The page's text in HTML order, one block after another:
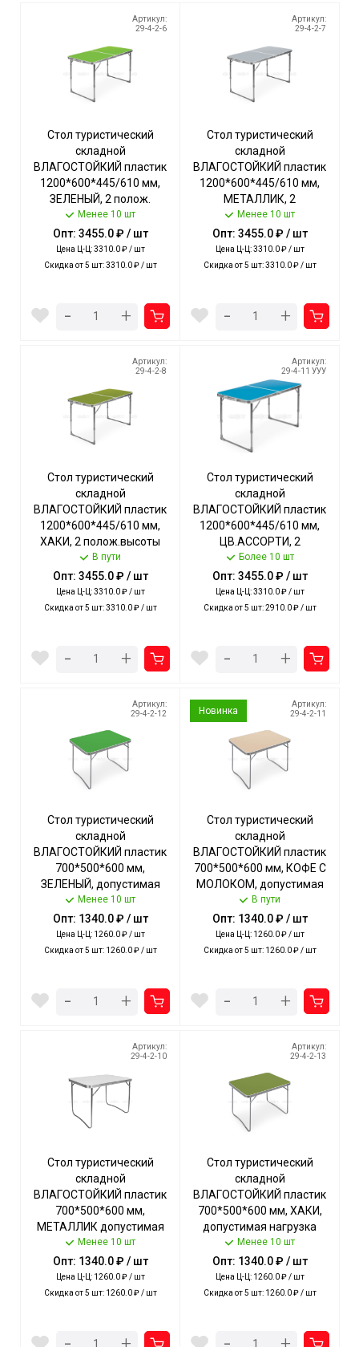
Артикул:
29-4-2-6
Стол туристический
складной
ВЛАГОСТОЙКИЙ пластик
1200*600*445/610 мм,
ЗЕЛЕНЫЙ, 2 полож.
высоты стола,
допуст.нагрузка стола
20кг арт. ССТ-6/3 NIKA [1]
Менее 10 шт
Опт: 3455.0 ₽ / шт
Цена Ц-Ц: 3310.0 ₽ / шт
Скидка от 5 шт: 3310.0 ₽ / шт
- +
Артикул:
29-4-2-7
Стол туристический
складной
ВЛАГОСТОЙКИЙ пластик
1200*600*445/610 мм,
МЕТАЛЛИК, 2
полож.высоты стола,
допуст.нагрузка стола
20кг арт. ССТ-6/1 NIKA [1]
Менее 10 шт
Опт: 3455.0 ₽ / шт
Цена Ц-Ц: 3310.0 ₽ / шт
Скидка от 5 шт: 3310.0 ₽ / шт
- +
Артикул:
29-4-2-8
Стол туристический
складной
ВЛАГОСТОЙКИЙ пластик
1200*600*445/610 мм,
ХАКИ, 2 полож.высоты
стола, допуст.нагрузка
стола 20кг арт. ССТ-6/2
NIKA [1]
В пути
Опт: 3455.0 ₽ / шт
Цена Ц-Ц: 3310.0 ₽ / шт
Скидка от 5 шт: 3310.0 ₽ / шт
- +
Артикул:
29-4-11 УУУ
Стол туристический
складной
ВЛАГОСТОЙКИЙ пластик
1200*600*445/610 мм,
ЦВ.АССОРТИ, 2
полож.высоты стола,
допуст.нагрузка стола
20кг арт. ССТ-6 NIKA [1]
Более 10 шт
Опт: 3455.0 ₽ / шт
Цена Ц-Ц: 3310.0 ₽ / шт
Скидка от 5 шт: 2910.0 ₽ / шт
- +
Артикул:
29-4-2-12
Стол туристический
складной
ВЛАГОСТОЙКИЙ пластик
700*500*600 мм,
ЗЕЛЕНЫЙ, допустимая
нагрузка стола 20 кг арт.
ССТ-5/3 NIKA [5]
Менее 10 шт
Опт: 1340.0 ₽ / шт
Цена Ц-Ц: 1260.0 ₽ / шт
Скидка от 5 шт: 1260.0 ₽ / шт
- +
Новинка
Артикул:
29-4-2-11
Стол туристический
складной
ВЛАГОСТОЙКИЙ пластик
700*500*600 мм, КОФЕ С
МОЛОКОМ, допустимая
нагрузка стола 20 кг арт.
ССТ-5/5 NIKA [5]
В пути
Опт: 1340.0 ₽ / шт
Цена Ц-Ц: 1260.0 ₽ / шт
Скидка от 5 шт: 1260.0 ₽ / шт
- +
Артикул:
29-4-2-10
Стол туристический
складной
ВЛАГОСТОЙКИЙ пластик
700*500*600 мм,
МЕТАЛЛИК допустимая
нагрузка стола 20 кг арт.
ССТ-5/1 NIKA [5]
Менее 10 шт
Опт: 1340.0 ₽ / шт
Цена Ц-Ц: 1260.0 ₽ / шт
Скидка от 5 шт: 1260.0 ₽ / шт
Артикул:
29-4-2-13
Стол туристический
складной
ВЛАГОСТОЙКИЙ пластик
700*500*600 мм, ХАКИ,
допустимая нагрузка
стола 20 кг арт. ССТ-5/2
NIKA [5]
Менее 10 шт
Опт: 1340.0 ₽ / шт
Цена Ц-Ц: 1260.0 ₽ / шт
Скидка от 5 шт: 1260.0 ₽ / шт